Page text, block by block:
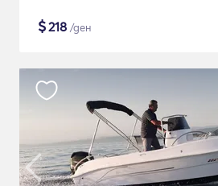
$218 /ден